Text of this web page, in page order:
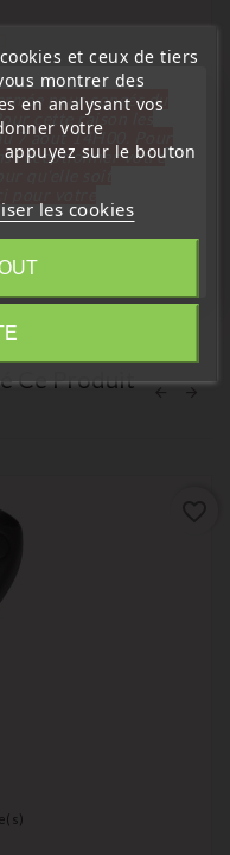
Compatible
Jetta, Eos 2
Ce Produit
et ceux de tiers
montrer des
en analysant vos
votre
sur le bouton
les cookies
pour congés du
cette raison les
7 aout 14H00. Pour
réceptionner votre
qu'elle soit